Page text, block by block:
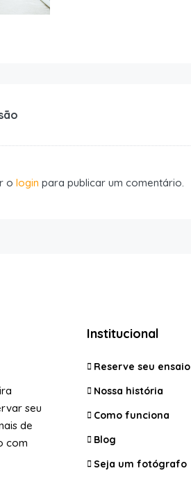
o login para publicar um comentário.
seu
de
com
Institucional
Reserve seu ensaio
Nossa história
Como funciona
Blog
Seja um fotógrafo